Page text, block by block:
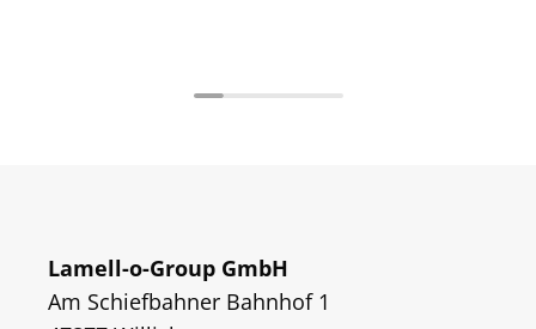
Lamell-o-Group GmbH
Am Schiefbahner Bahnhof 1